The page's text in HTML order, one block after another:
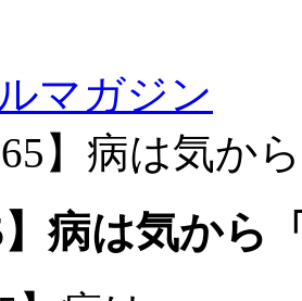
マガジン
】病は気か
】病は気か